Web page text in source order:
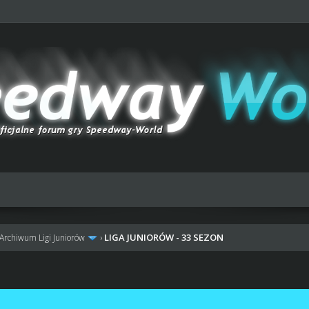
Archiwum Ligi Juniorów › LIGA JUNIORÓW - 33 SEZON